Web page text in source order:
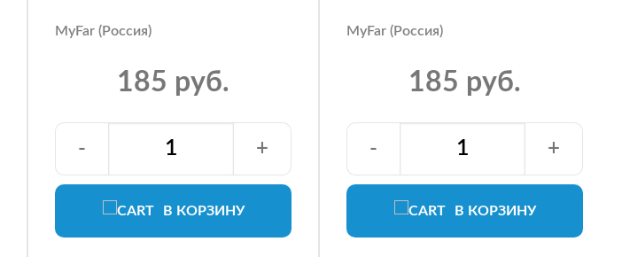
MyFar (Россия)
185 руб.
В КОРЗИНУ
- +
MyFar (Россия)
185 руб.
В КОРЗИНУ
- +